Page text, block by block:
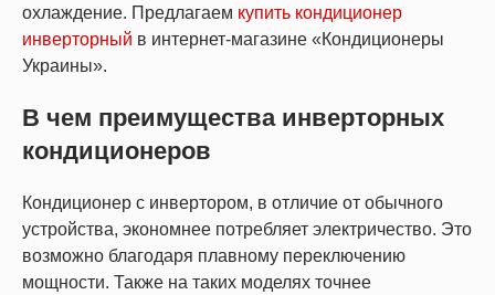
охлаждение. Предлагаем купить кондиционер
инверторный в интернет-магазине «Кондиционеры
Украины».
В чем преимущества инверторных
кондиционеров
Кондиционер с инвертором, в отличие от обычного
устройства, экономнее потребляет электричество. Это
возможно благодаря плавному переключению
мощности. Также на таких моделях точнее